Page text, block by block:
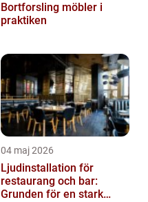
Bortforsling möbler i
praktiken
04 maj 2026
Ljudinstallation för
restaurang och bar:
Grunden för en stark